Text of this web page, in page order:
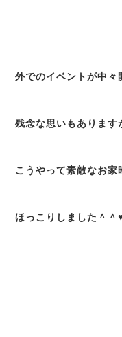
外でのイベントが中々
残念な思いもあります
こうやって素敵なお家
ほっこりしました＾＾